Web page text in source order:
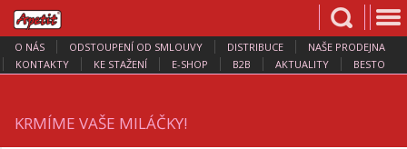
O NÁS ODSTOUPENÍ OD SMLOUVY DISTRIBUCE
NAŠE PRODEJNA
KONTAKTY
KE STAŽENÍ E-SHOP B2B AKTUALITY BESTO
KRMÍME VAŠE MILÁČKY!